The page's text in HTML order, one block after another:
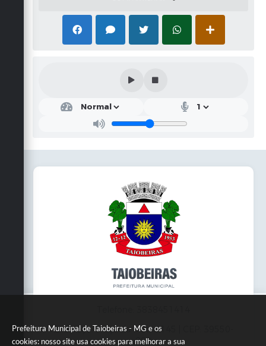
Prefeitura Municipal de Taiobeiras - MG e os
cookies: nosso site usa cookies para melhorar a sua
Endereço: Praça da Matriz,145 | CEP: 39550-
000